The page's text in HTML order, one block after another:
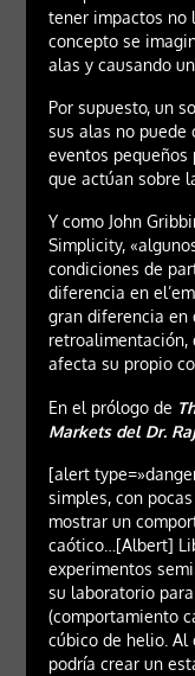
tener impactos no
concepto se
alas y causando
Por supuesto, un
sus alas no puede
eventos pequeños
que actúan sobre
Y como John
Simplicity,
condiciones de
diferencia en
gran diferencia en
retroalimentación,
afecta su propio
En el prólogo de
Markets del Dr.
[alert
simples, con
mostrar un
caótico…[Albert]
experimentos
su laboratorio
(comportamiento
cúbico de helio. Al
podría crear un